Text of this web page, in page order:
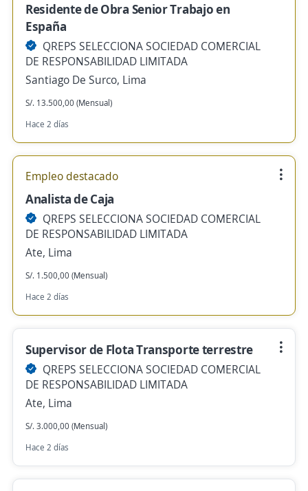
Residente de Obra Senior Trabajo en
España
QREPS SELECCIONA SOCIEDAD COMERCIAL
DE RESPONSABILIDAD LIMITADA
Santiago De Surco, Lima
S/. 13.500,00 (Mensual)
Hace 2 días
Empleo destacado
Analista de Caja
QREPS SELECCIONA SOCIEDAD COMERCIAL
DE RESPONSABILIDAD LIMITADA
Ate, Lima
S/. 1.500,00 (Mensual)
Hace 2 días
Supervisor de Flota Transporte terrestre
QREPS SELECCIONA SOCIEDAD COMERCIAL
DE RESPONSABILIDAD LIMITADA
Ate, Lima
S/. 3.000,00 (Mensual)
Hace 2 días